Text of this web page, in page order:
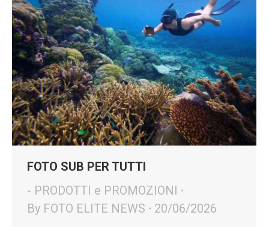
FOTO SUB PER TUTTI
- PRODOTTI e PROMOZIONI
By FOTO ELITE NEWS
20/06/2026